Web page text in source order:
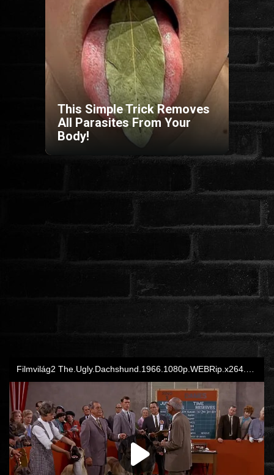
ANIMÁCIÓS
KATASZTRÓFA
CSALÁDI
WESTERN
This Simple Trick Removes
All Parasites From Your
Body!